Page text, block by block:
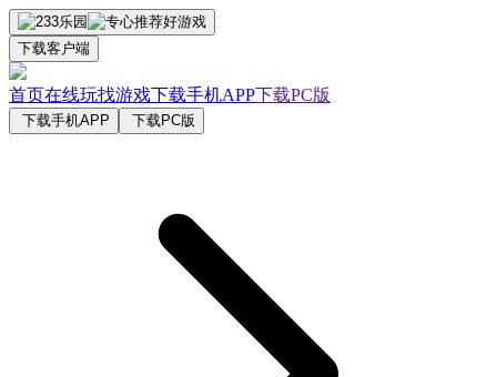
下载客户端
首页在线玩找游戏下载手机APP下载PC版
下载手机APP 下载PC版